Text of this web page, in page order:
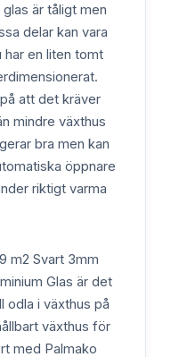
är tåligt men
delar kan vara
har en liten tomt
att det kräver
mindre växthus
bra men kan
öppnare
riktigt varma
m2 Svart 3mm
Glas är det
odla i växthus på
växthus för
med Palmako